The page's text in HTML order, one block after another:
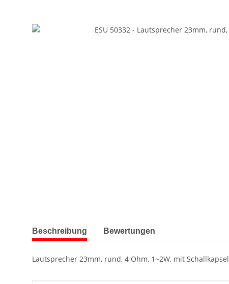
weitere Registerkarten anzeigen
Beschreibung Bewertungen
Lautsprecher 23mm, rund, 4 Ohm, 1~2W, mit Schallkapsel